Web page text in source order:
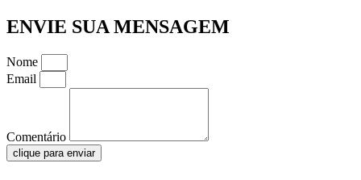
ENVIE SUA MENSAGEM
Nome
Email
Comentário
clique para enviar